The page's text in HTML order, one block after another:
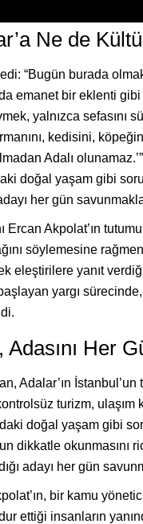
Ne de
“Bugün burada
emanet bir eklenti
yalnızca sefasını
kedisini,
Adalı
doğal yaşam gibi
her gün
Akpolat’ın
söylemesine
eleştirilere yanıt
yargı
Her
Adalar’ın İstanbul’un
turizm,
doğal yaşam gibi
dikkatle okunmasını
adayı her gün
bir kamu
ettiği insanların